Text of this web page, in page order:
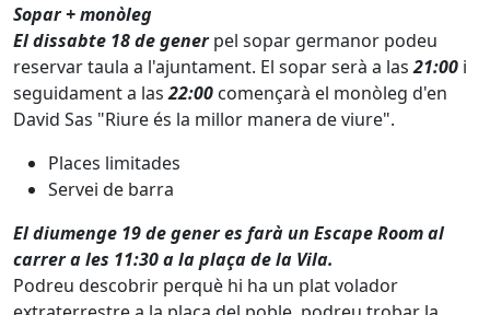
Sopar + monòleg
El dissabte 18 de generpel sopar germanor podeu
reservar taula a l'ajuntament. El sopar serà a las21:00 i
seguidament a las22:00 començarà el monòleg d'en
David Sas "Riure és la millor manera de viure".
Places limitades
Servei de barra
El diumenge 19 de gener es farà un Escape Room al
carrer a les 11:30 a la plaça de la Vila.
Podreu descobrir perquè hi ha un plat volador